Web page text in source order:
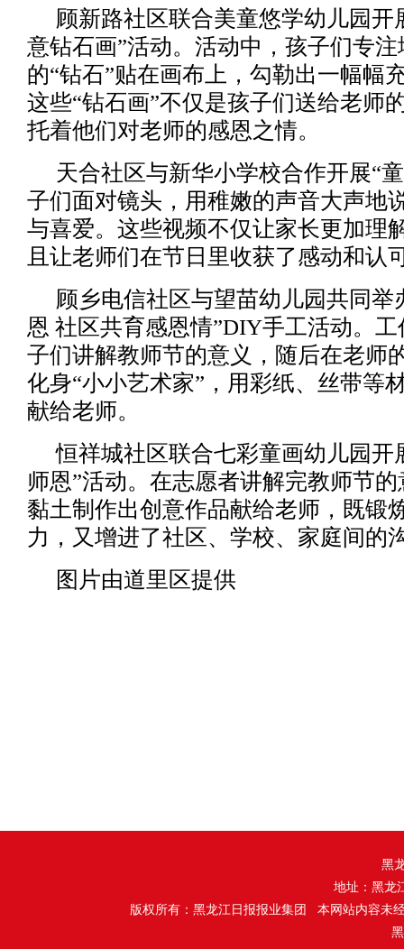
顾新路社区联合美童悠学幼儿园开
意钻石画”活动。活动中，孩子们专
的“钻石”贴在画布上，勾勒出一幅幅
这些“钻石画”不仅是孩子们送给老师
托着他们对老师的感恩之情。
天合社区与新华小学校合作开展“
子们面对镜头，用稚嫩的声音大声地
与喜爱。这些视频不仅让家长更加理
且让老师们在节日里收获了感动和认
顾乡电信社区与望苗幼儿园共同举
恩 社区共育感恩情”DIY手工活动。
子们讲解教师节的意义，随后在老师
化身“小小艺术家”，用彩纸、丝带等
献给老师。
恒祥城社区联合七彩童画幼儿园开
师恩”活动。在志愿者讲解完教师节
黏土制作出创意作品献给老师，既锻
力，又增进了社区、学校、家庭间的
图片由道里区提供
黑
地址：黑龙
版权所有：黑龙江日报报业集团 本网站内容未